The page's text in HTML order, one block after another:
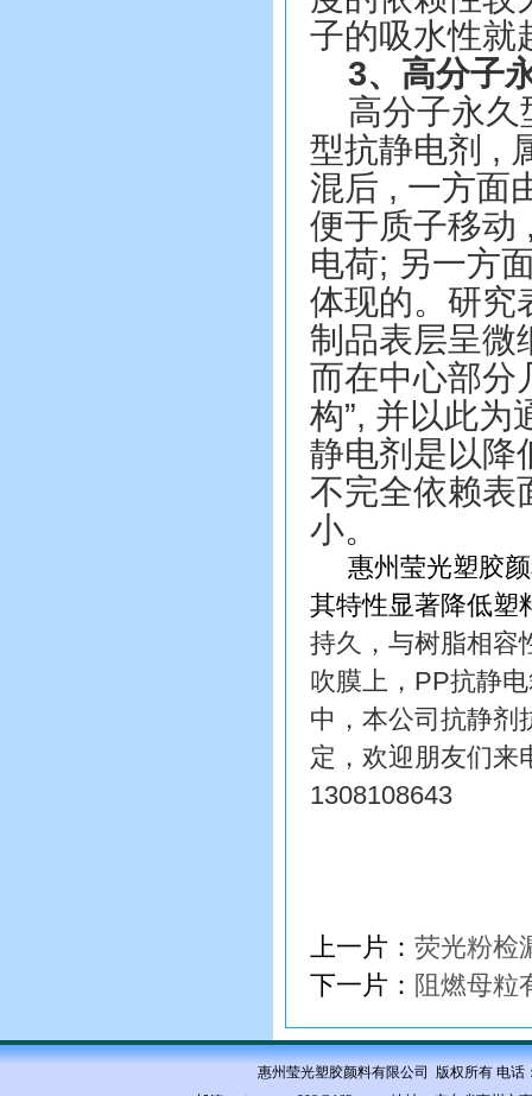
子的吸水性就
3、高分子
高分子永久
型抗静电剂 ,
混后 , 一方面
便于质子移动
电荷; 另一方
体现的。研究
制品表层呈微
而在中心部分
构”, 并以此为
静电剂是以降
不完全依赖表
小。
惠州莹光塑胶
其特性显著降低塑
持久，与树脂相容
吹膜上， PP抗静
中，本公司抗静剂
定，欢迎朋友们来
1308108643
上一片： 荧光粉检
下一片： 阻燃母粒
惠州莹光塑胶颜料有限公司 版权所有 电话